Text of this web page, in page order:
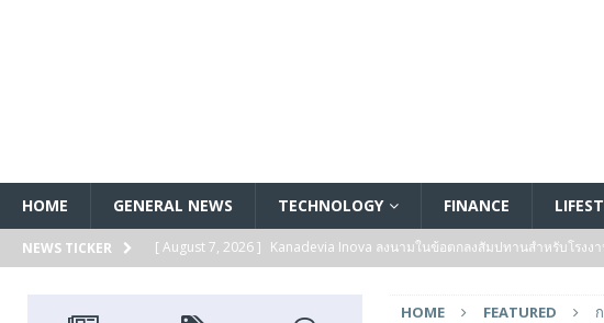
HOME GENERAL NEWS TECHNOLOGY FINANCE
NEWS TICKER [ August 7, 2026 ] Kanadevia Inova ลงนามในข้อตกลงสัมปทานสำหรับโรง
HOME FEATURED